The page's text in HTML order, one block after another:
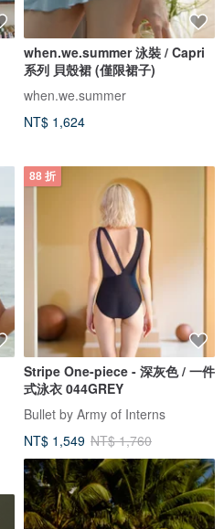
when.we.summer 泳裝 / Capri
系列 貝殼裙 (僅限裙子)
when.we.summer
NT$ 1,624
88 折
Stripe One-piece - 深灰色 / 一件
式泳衣 044GREY
Bullet by Army of Interns
NT$ 1,549 NT$ 1,760